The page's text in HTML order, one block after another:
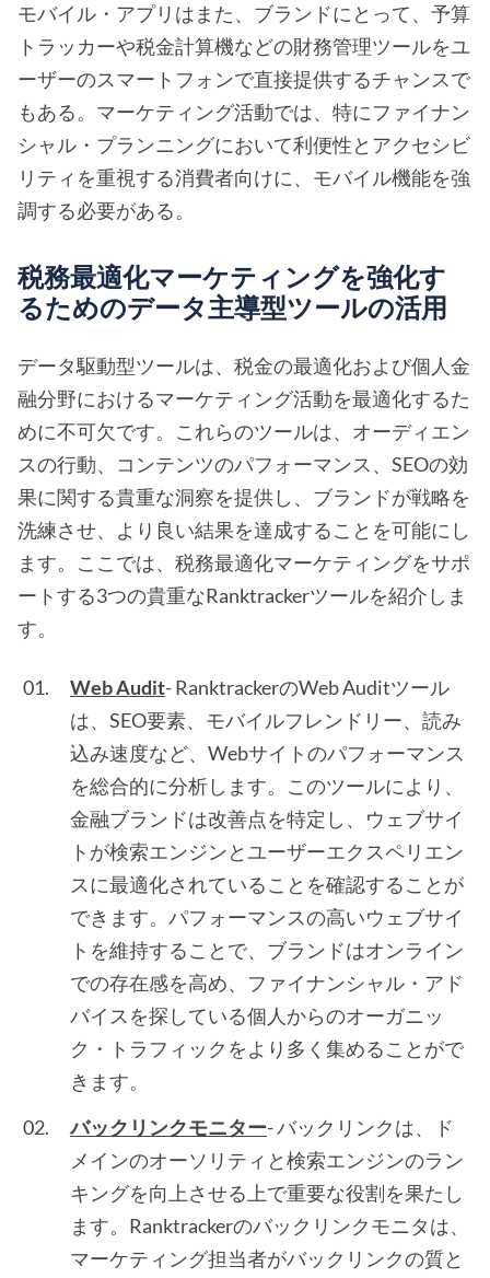
モバイル・アプリはまた、ブランドにとって、予算
トラッカーや税金計算機などの財務管理ツールをユ
ーザーのスマートフォンで直接提供するチャンスで
もある。マーケティング活動では、特にファイナン
シャル・プランニングにおいて利便性とアクセシビ
リティを重視する消費者向けに、モバイル機能を強
調する必要がある。
税務最適化マーケティングを強化す
るためのデータ主導型ツールの活用
データ駆動型ツールは、税金の最適化および個人金
融分野におけるマーケティング活動を最適化するた
めに不可欠です。これらのツールは、オーディエン
スの行動、コンテンツのパフォーマンス、SEOの効
果に関する貴重な洞察を提供し、ブランドが戦略を
洗練させ、より良い結果を達成することを可能にし
ます。ここでは、税務最適化マーケティングをサポ
ートする3つの貴重なRanktrackerツールを紹介しま
す。
Web Audit- RanktrackerのWeb Auditツール
は、SEO要素、モバイルフレンドリー、読み
込み速度など、Webサイトのパフォーマンス
を総合的に分析します。このツールにより、
金融ブランドは改善点を特定し、ウェブサイ
トが検索エンジンとユーザーエクスペリエン
スに最適化されていることを確認することが
できます。パフォーマンスの高いウェブサイ
トを維持することで、ブランドはオンライン
での存在感を高め、ファイナンシャル・アド
バイスを探している個人からのオーガニッ
ク・トラフィックをより多く集めることがで
きます。
バックリンクモニター- バックリンクは、ド
メインのオーソリティと検索エンジンのラン
キングを向上させる上で重要な役割を果たし
ます。Ranktrackerのバックリンクモニタは、
マーケティング担当者がバックリンクの質と